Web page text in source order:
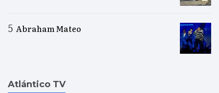
Abraham Mateo
Atlántico TV